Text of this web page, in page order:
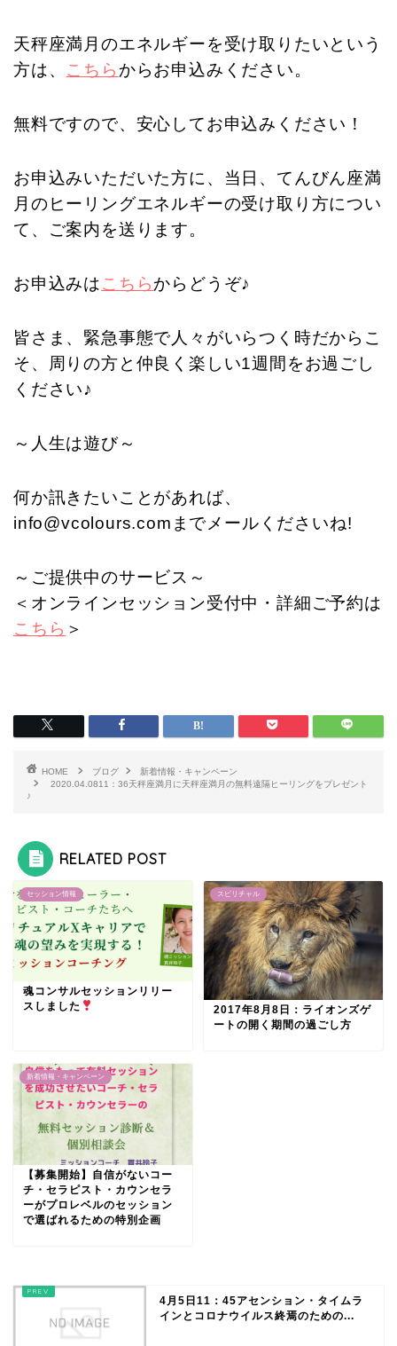
天秤座満月のエネルギーを受け取りたいという
方は、 こちら からお申込みください。
無料ですので、安心してお申込みください！
お申込みいただいた方に、当日、てんびん座満
月のヒーリングエネルギーの受け取り方につい
て、ご案内を送ります。
お申込みはこちらからどうぞ♪
皆さま、緊急事態で人々がいらつく時だからこ
そ、周りの方と仲良く楽しい1週間をお過ごし
ください♪
～人生は遊び～
何か訊きたいことがあれば、
info@vcolours.comまでメールくださいね!
～ご提供中のサービス～
＜オンラインセッション受付中・詳細ご予約は
こちら ＞
HOME ブログ
新着情報・キャンペーン
2020.04.0811：36天秤座満月に天秤座満月の無料遠隔ヒーリングをプレゼント
♪
RELATED POST
セッション情報
魂コンサルセッションリリー
スしました
スピリチャル
2017年8月8日：ライオンズゲ
ートの開く期間の過ごし方
新着情報・キャンペーン
【募集開始】自信がないコー
チ・セラピスト・カウンセラ
ーがプロレベルのセッション
で選ばれるための特別企画
4月5日11：45アセンション・タイムラ
インとコロナウイルス終焉のための...